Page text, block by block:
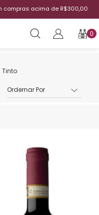
parcelamento
0
Tinto